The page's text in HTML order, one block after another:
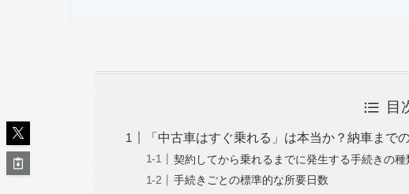
目
「中古車はすぐ乗れる」は本当か？納車まで
契約してから乗れるまでに発生する手続きの種
手続きごとの標準的な所要日数